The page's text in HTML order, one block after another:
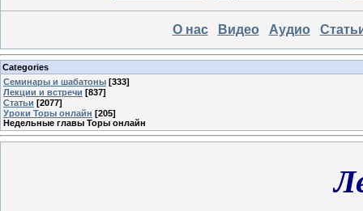
О нас Видео Аудио
Categories
Семинары и шабатоны [333]
Лекции и встречи [837]
Статьи [2077]
Уроки Торы онлайн [205]
Недельные главы Торы онлайн